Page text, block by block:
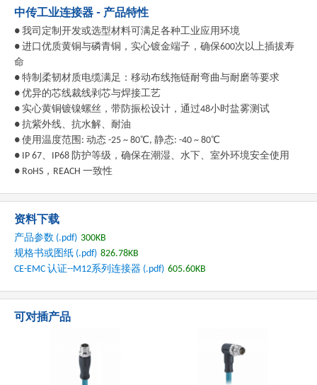
中传工业连接器 - 产品特性
● 我司定制开发或选型材料可满足各种工业应用环境
● 进口优质黄铜与磷青铜，实心镀金端子，确保600次以上插拔寿
命
● 特制柔韧材质电缆满足：移动布线拖链耐弯曲与耐磨等要求
● 优异的芯线裁线剥芯与焊接工艺
● 实心黄铜镀镍螺丝，带防振松设计，通过48小时盐雾测试
● 抗紫外线、抗水解、耐油
● 使用温度范围: 动态 -25 ~ 80℃, 静态: -40 ~ 80℃
● IP 67、IP68 防护等级，确保在潮湿、水下、室外环境安全使用
● RoHS，REACH 一致性
资料下载
产品参数 (.pdf) 300KB
规格书或图纸 (.pdf) 826.78KB
CE-EMC 认证--M12系列连接器 (.pdf) 605.60KB
可对插产品